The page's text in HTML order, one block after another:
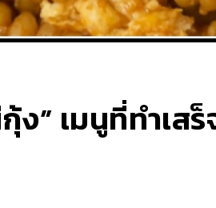
ง” เมนูที่ทำเส